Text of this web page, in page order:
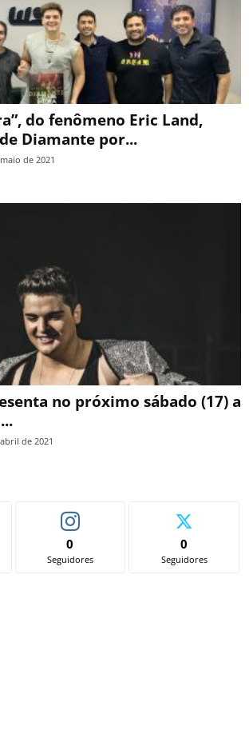
do fenômeno Eric Land,
Diamante por...
de 2021
no próximo sábado (17) a
de 2021
0
Seguidores
0
Seguidores